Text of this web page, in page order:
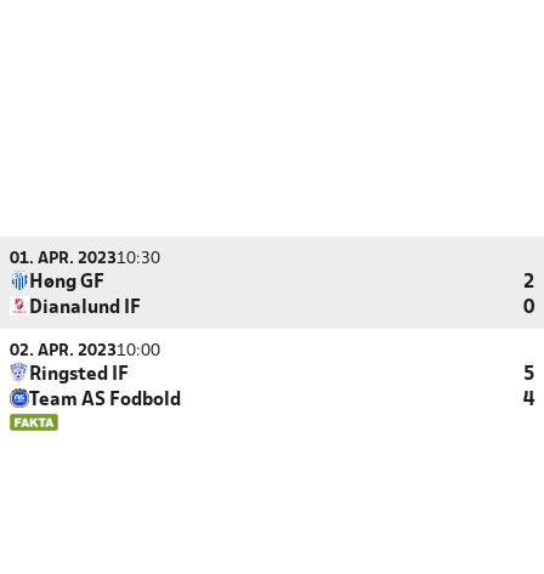
01. APR. 202310:30
Høng GF
2
Dianalund IF
0
02. APR. 202310:00
Ringsted IF
5
Team AS Fodbold
4